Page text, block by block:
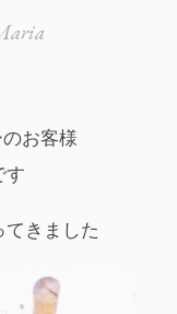
お客様
す
きました